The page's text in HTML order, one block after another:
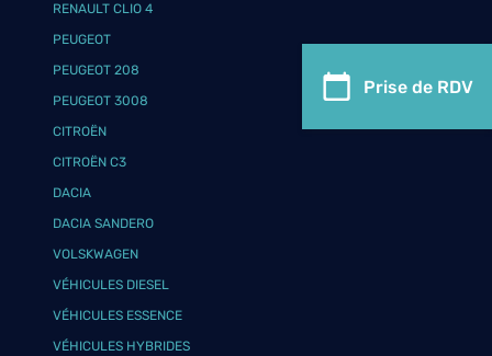
Prise de RDV
RENAULT CLIO 4
PEUGEOT
PEUGEOT 208
PEUGEOT 3008
CITROËN
CITROËN C3
DACIA
DACIA SANDERO
VOLSKWAGEN
VÉHICULES DIESEL
VÉHICULES ESSENCE
VÉHICULES HYBRIDES